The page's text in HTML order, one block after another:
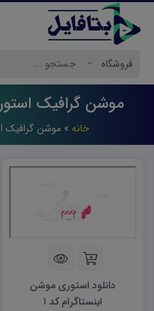
موشن گرافیک
خانه » موشن گرافیک
دانلود استوری موشن
اینستاگرام کد ۱